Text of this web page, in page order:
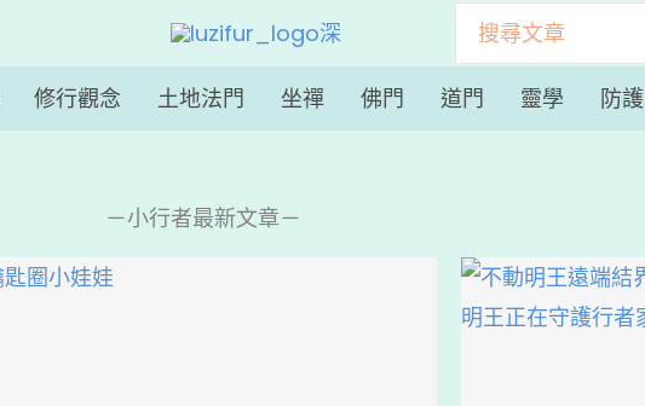
尋：
修行觀念 土地法門 坐禪 佛門 道門 靈學 防護
－小行者最新文章－